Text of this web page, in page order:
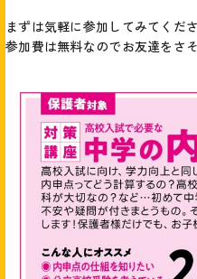
まずは気軽に参加してみてくだ
参加費は無料なのでお友達をさ